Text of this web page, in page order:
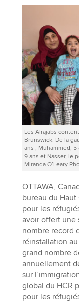
Les Alrajabs
Brunswick. De la
ans ; Muhammed, 5
9 ans et Nasser, le
Miranda O’Leary
OTTAWA,
bureau du Haut
pour les
avoir offert une
nombre record
réinstallation au
grand nombre
annuellement
sur
global du HCR
pour les